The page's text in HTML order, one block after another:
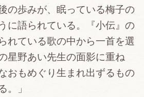
の歩みが、眠っている梅子の
に語られている。『小伝』の
れている歌の中から一首を選
星野あい先生の面影に重ね
おもめぐり生まれ出ずるもの
。」